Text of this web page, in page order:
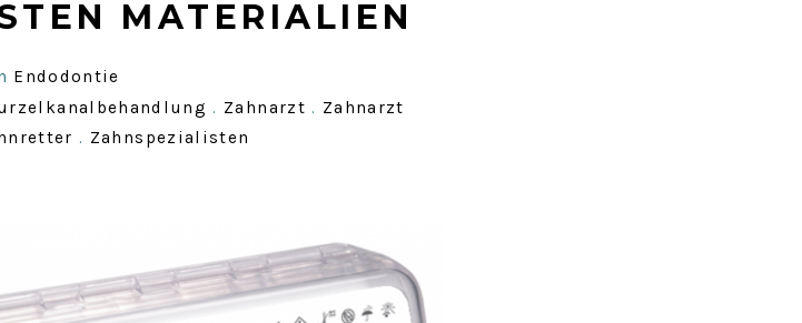
MATERIALIEN
Endodontie
. Zahnarzt . Zahnarzt
. Zahnspezialisten